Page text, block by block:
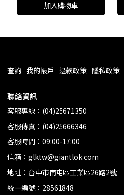
加入購物車
查詢 我的帳戶 退款政策 隱私政策
聯絡資訊
客服專線：(04)25671350
客服傳真：(04)25666346
客服時間：09:00-17:00
信箱：glktw@giantlok.com
地址：台中市南屯區工業區26路2號
統一編號：28561848